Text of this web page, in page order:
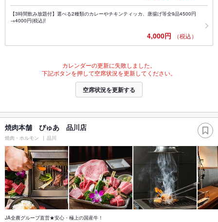
【3時間飲み放題付】選べる2種類のカレーやチキンティッカ、唐揚げ等全9品4500円
→4000円(税込)!
4,000円 （税込）
カレンダーの更新に失敗しました。
下記ボタンを押して空席状況を更新してください。
空席状況を更新する
焼肉本舗 ぴゅあ 品川店
焼肉・ホルモン 品川
JA全農グループ直営★安心・極上の国産牛！